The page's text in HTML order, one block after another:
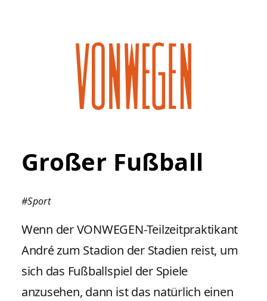
Großer Fußball
#Sport
Wenn der VONWEGEN-Teilzeitpraktikant
André zum Stadion der Stadien reist, um
sich das Fußballspiel der Spiele
anzusehen, dann ist das natürlich einen